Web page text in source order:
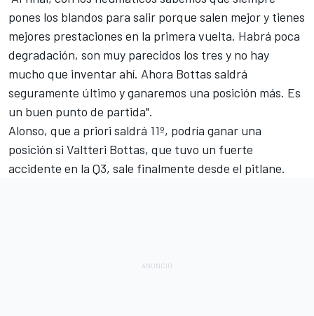
pones los blandos para salir porque salen mejor y tienes
mejores prestaciones en la primera vuelta. Habrá poca
degradación, son muy parecidos los tres y no hay
mucho que inventar ahí. Ahora Bottas saldrá
seguramente último y ganaremos una posición más. Es
un buen punto de partida".
Alonso, que a priori saldrá 11º, podría ganar una
posición si Valtteri Bottas, que tuvo un fuerte
accidente en la Q3, sale finalmente desde el pitlane.